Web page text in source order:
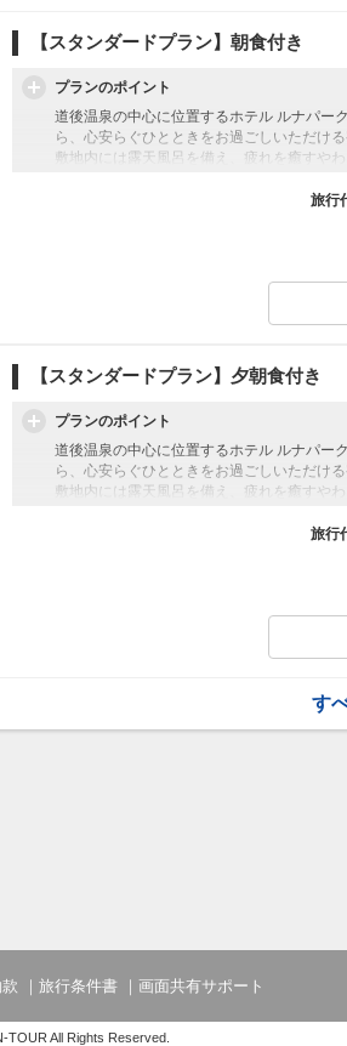
【スタンダードプラン】朝食付き
プランのポイント
道後温泉の中心に位置するホテル ルナパー
ら、心安らぐひとときをお過ごしいただける
敷地内には露天風呂を備え、疲れを癒すや
和の趣と現代的な快適さを兼ね備えた客室
施設使用料として1人1泊1,100円のお支払
旅行
【スタンダードプラン】夕朝食付き
プランのポイント
道後温泉の中心に位置するホテル ルナパー
ら、心安らぐひとときをお過ごしいただける
敷地内には露天風呂を備え、疲れを癒すや
和の趣と現代的な快適さを兼ね備えた客室
施設使用料として1人1泊1,100円のお支払
旅行
す
旅行条件書 画面共有サポート
TOUR All Rights Reserved.